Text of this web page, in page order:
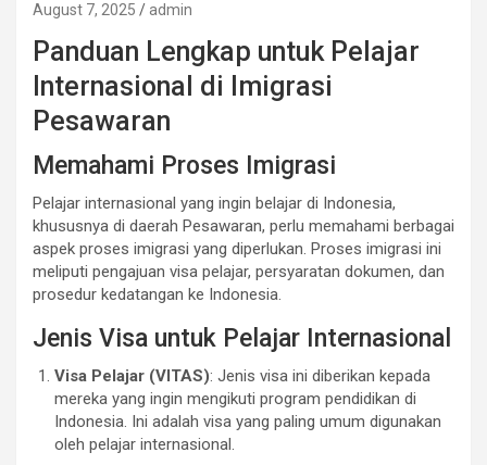
August 7, 2025 admin
Panduan Lengkap untuk Pelajar
Internasional di Imigrasi
Pesawaran
Memahami Proses Imigrasi
Pelajar internasional yang ingin belajar di Indonesia,
khususnya di daerah Pesawaran, perlu memahami berbagai
aspek proses imigrasi yang diperlukan. Proses imigrasi ini
meliputi pengajuan visa pelajar, persyaratan dokumen, dan
prosedur kedatangan ke Indonesia.
Jenis Visa untuk Pelajar Internasional
Visa Pelajar (VITAS): Jenis visa ini diberikan kepada
mereka yang ingin mengikuti program pendidikan di
Indonesia. Ini adalah visa yang paling umum digunakan
oleh pelajar internasional.